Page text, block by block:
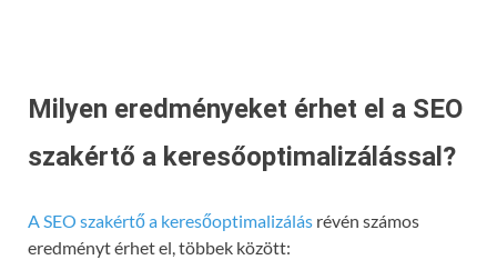
Milyen eredményeket érhet el a SEO
szakértő a keresőoptimalizálással?
A SEO szakértő a keresőoptimalizálás révén számos
eredményt érhet el, többek között: